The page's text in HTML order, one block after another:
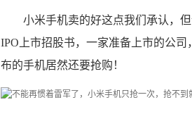
小米手机卖的好这点我们承认，
IPO上市招股书，一家准备上市的公
布的手机居然还要抢购！